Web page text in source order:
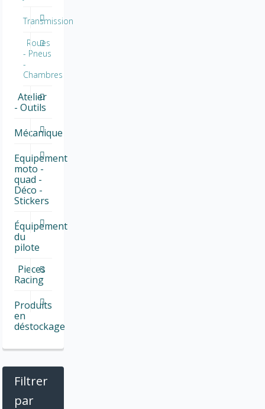
Transmission
Roues
- Pneus
-
Chambres
Atelier
- Outils
Mécanique
Equipement
moto -
quad -
Déco -
Stickers
Équipement
du
pilote
Pieces
Racing
Produits
en
déstockage
Filtrer
par